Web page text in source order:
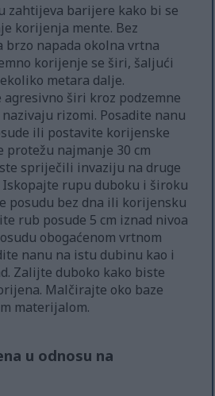
zahtijeva barijere kako bi se
korijenja mente. Bez
brzo napada okolna vrtna
korijenje se širi, šaljući
metara dalje.
agresivno širi kroz podzemne
rizomi. Posadite nanu
ili postavite korijenske
protežu najmanje 30 cm
spriječili invaziju na druge
rupu duboku i široku
posudu bez dna ili korijensku
rub posude 5 cm iznad nivoa
obogaćenom vrtnom
nanu na istu dubinu kao i
Zalijte duboko kako biste
Malčirajte oko baze
materijalom.
u odnosu na